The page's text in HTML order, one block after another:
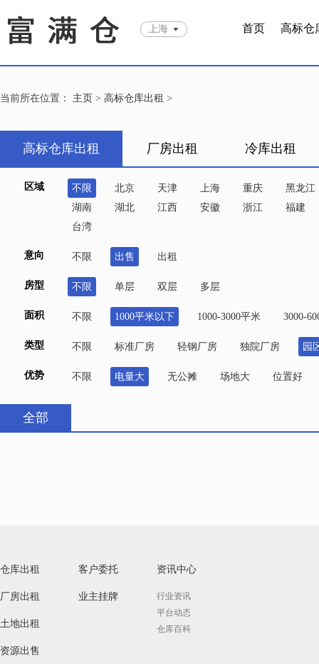
上海 首页 高标仓
当前所在位置： 主页 > 高标仓库出租 >
高标仓库出租 厂房出租 冷库出租
区域 不限 北京 天津 上海 重庆
黑龙江
湖南
湖北 江西 安徽 浙江
福建
台湾
意向 不限 出售 出租
房型 不限 单层 双层 多层
面积 不限 1000平米以下 1000-3000平米 3000-
类型 不限 标准厂房 轻钢厂房 独院厂房 园
优势 不限 电量大 无公摊 场地大 位置好
全部
仓库出租
厂房出租
土地出租
资源出售
客户委托
业主挂牌
资讯中心
行业资讯
平台动态
仓库百科